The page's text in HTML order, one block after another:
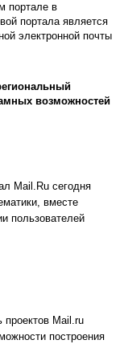
портале в
портала является
электронной почты
возможностей
Mail.Ru сегодня
вместе
пользователей
проектов Mail.ru
построения